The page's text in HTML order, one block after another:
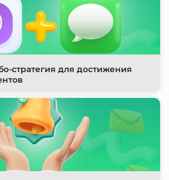
стратегия для достижения